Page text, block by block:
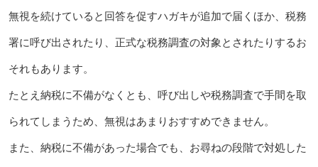
無視を続けていると回答を促すハガキが追加で届くほか、税務
署に呼び出されたり、正式な税務調査の対象とされたりするお
それもあります。
たとえ納税に不備がなくとも、呼び出しや税務調査で手間を取
られてしまうため、無視はあまりおすすめできません。
また、納税に不備があった場合でも、お尋ねの段階で対処した